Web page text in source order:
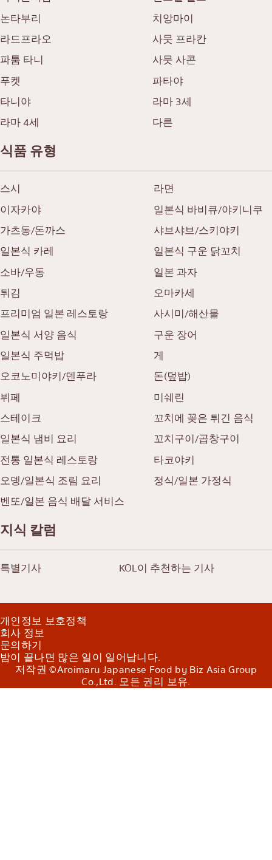
논타부리
치앙마이
라드프라오
사뭇 프라칸
파툼 타니
사뭇 사콘
푸켓
파타야
타니야
라마 3세
라마 4세
다른
식품 유형
스시
라면
이자카야
일본식 바비큐/야키니쿠
가츠동/돈까스
샤브샤브/스키야키
일본식 카레
일본식 구운 닭꼬치
소바/우동
일본 과자
튀김
오마카세
프리미엄 일본 레스토랑
사시미/해산물
일본식 서양 음식
구운 장어
일본식 주먹밥
게
오코노미야키/덴푸라
돈(덮밥)
뷔페
미쉐린
스테이크
꼬치에 꽂은 튀긴 음식
일본식 냄비 요리
꼬치구이/곱창구이
전통 일본식 레스토랑
타코야키
오뎅/일본식 조림 요리
정식/일본 가정식
벤또/일본 음식 배달 서비스
지식 칼럼
특별기사 KOL이 추천하는 기사
개인정보 보호정책
회사 정보
문의하기
밤이 끝나면 많은 일이 일어납니다.
저작권 ©Aroimaru Japanese Food by Biz Asia Group
Co.,Ltd. 모든 권리 보유.